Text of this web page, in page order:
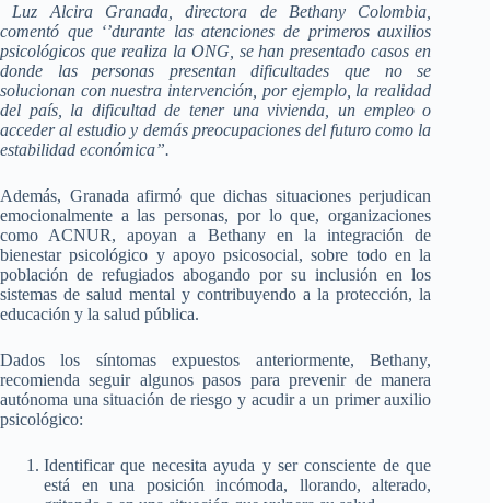
Luz Alcira Granada, directora de Bethany Colombia,
comentó que ‘’durante las atenciones de primeros auxilios
psicológicos que realiza la ONG, se han presentado casos en
donde las personas presentan dificultades que no se
solucionan con nuestra intervención, por ejemplo, la realidad
del país, la dificultad de tener una vivienda, un empleo o
acceder al estudio y demás preocupaciones del futuro como la
estabilidad económica”.
Además, Granada afirmó que dichas situaciones perjudican
emocionalmente a las personas, por lo que, organizaciones
como ACNUR, apoyan a Bethany en la integración de
bienestar psicológico y apoyo psicosocial, sobre todo en la
población de refugiados abogando por su inclusión en los
sistemas de salud mental y contribuyendo a la protección, la
educación y la salud pública.
Dados los síntomas expuestos anteriormente, Bethany,
recomienda seguir algunos pasos para prevenir de manera
autónoma una situación de riesgo y acudir a un primer auxilio
psicológico:
Identificar que necesita ayuda y ser consciente de que
está en una posición incómoda, llorando, alterado,